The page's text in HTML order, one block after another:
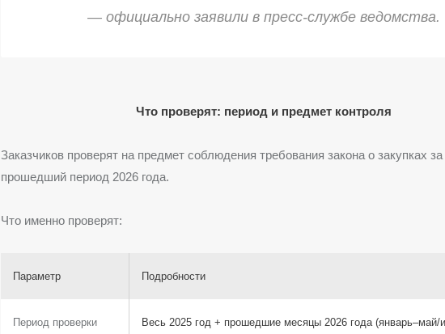
— официально заявили в пресс-службе ведомства.
Что проверят: период и предмет контроля
Заказчиков проверят на предмет соблюдения требования закона о закупках за
прошедший период 2026 года.
Что именно проверят:
Параметр Подробности
Период проверки Весь 2025 год + прошедшие месяцы 2026 года (январь–май/